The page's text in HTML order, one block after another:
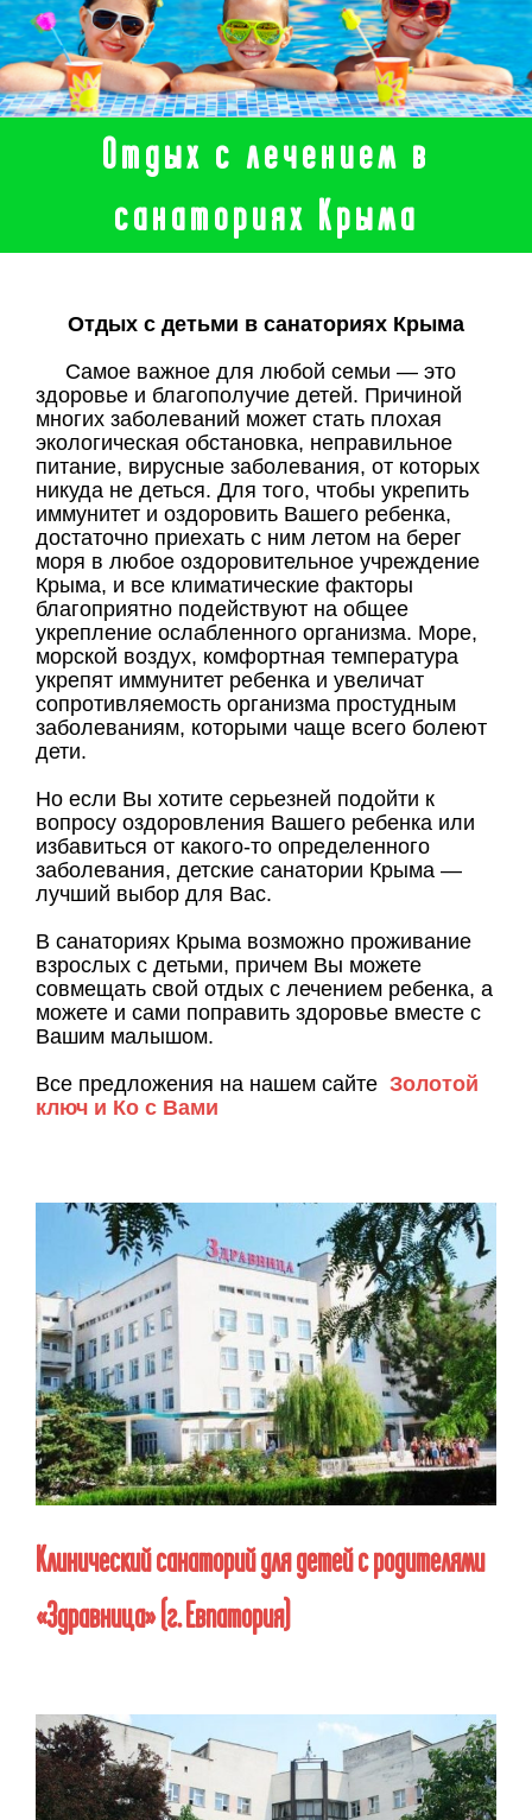
Отдых с лечением в
санаториях Крыма
Отдых с детьми в санаториях Крыма
Самое важное для любой семьи — это
здоровье и благополучие детей. Причиной
многих заболеваний может стать плохая
экологическая обстановка, неправильное
питание, вирусные заболевания, от которых
никуда не деться. Для того, чтобы укрепить
иммунитет и оздоровить Вашего ребенка,
достаточно приехать с ним летом на берег
моря в любое оздоровительное учреждение
Крыма, и все климатические факторы
благоприятно подействуют на общее
укрепление ослабленного организма. Море,
морской воздух, комфортная температура
укрепят иммунитет ребенка и увеличат
сопротивляемость организма простудным
заболеваниям, которыми чаще всего болеют
дети.
Но если Вы хотите серьезней подойти к
вопросу оздоровления Вашего ребенка или
избавиться от какого-то определенного
заболевания, детские санатории Крыма —
лучший выбор для Вас.
В санаториях Крыма возможно проживание
взрослых с детьми, причем Вы можете
совмещать свой отдых с лечением ребенка, а
можете и сами поправить здоровье вместе с
Вашим малышом.
Все предложения на нашем сайте Золотой
ключ и Ко с Вами
Клинический санаторий для детей с родителями
«Здравница» (г. Евпатория)